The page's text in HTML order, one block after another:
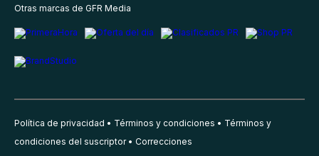
Otras marcas de GFR Media
Política de privacidad Términos y condiciones
Términos y
condiciones del suscriptor
Correcciones